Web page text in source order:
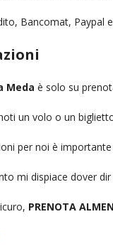
Bancomat, Paypal
Meda è solo su
un volo o un
per noi è
mi dispiace dover
PRENOTA